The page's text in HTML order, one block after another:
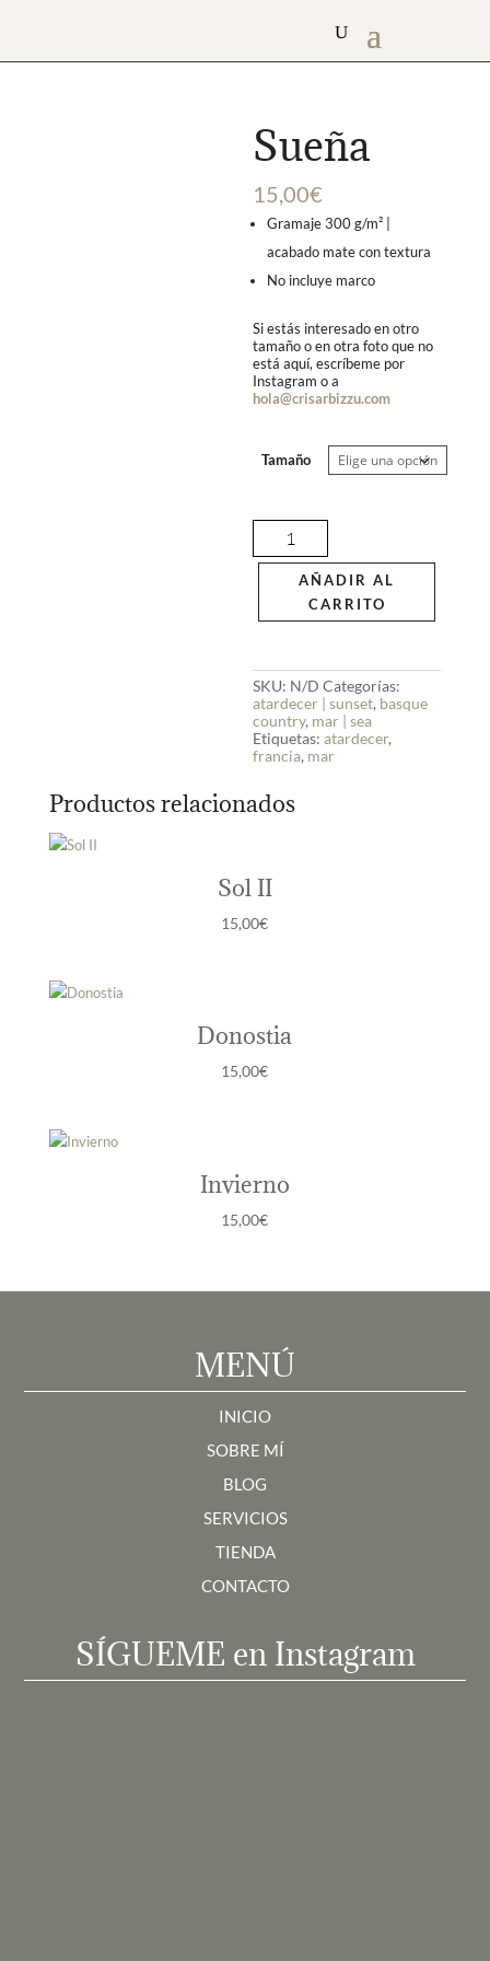
Sueña
15,00€
Gramaje 300 g/m² |
acabado mate con textura
No incluye marco
Si estás interesado en otro
tamaño o en otra foto que no
está aquí, escríbeme por
Instagram o a
hola@crisarbizzu.com
Tamaño
cantidad
AÑADIR AL
CARRITO
SKU: N/D Categorías:
atardecer | sunset, basque
country, mar | sea
Etiquetas:atardecer,
francia, mar
Productos relacionados
Sol II
15,00€
Donostia
15,00€
Invierno
15,00€
MENÚ
INICIO
SOBRE MÍ
BLOG
SERVICIOS
TIENDA
CONTACTO
SÍGUEME en Instagram